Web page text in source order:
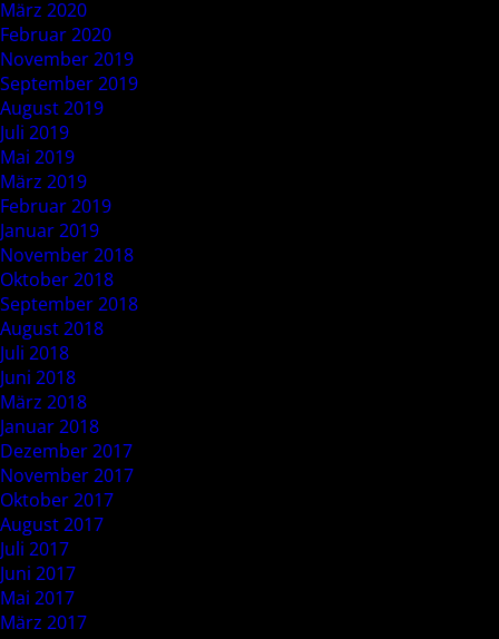
März 2020
Februar 2020
November 2019
September 2019
August 2019
Juli 2019
Mai 2019
März 2019
Februar 2019
Januar 2019
November 2018
Oktober 2018
September 2018
August 2018
Juli 2018
Juni 2018
März 2018
Januar 2018
Dezember 2017
November 2017
Oktober 2017
August 2017
Juli 2017
Juni 2017
Mai 2017
März 2017